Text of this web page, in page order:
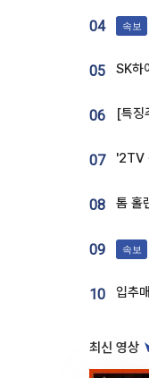
04 속보
05
06
07
08
09 속보
10
최신 영상